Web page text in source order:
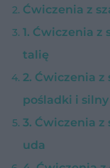
Ćwiczenia z
1. Ćwiczenia z
talię
2. Ćwiczenia
pośladki i
3. Ćwiczenia
uda